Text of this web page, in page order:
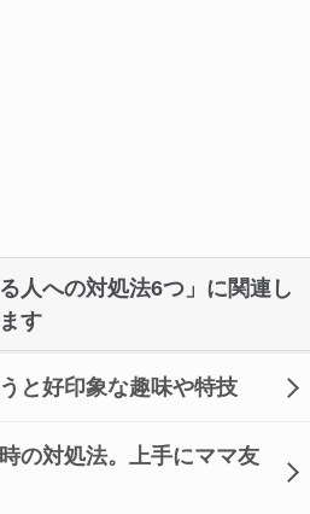
人への対処法6つ」に関連し
す
と好印象な趣味や特技
の対処法。上手にママ友